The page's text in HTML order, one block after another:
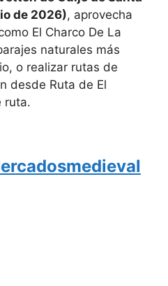
de 2026), aprovecha
El Charco De La
naturales más
o realizar rutas de
desde Ruta de El
ruta.